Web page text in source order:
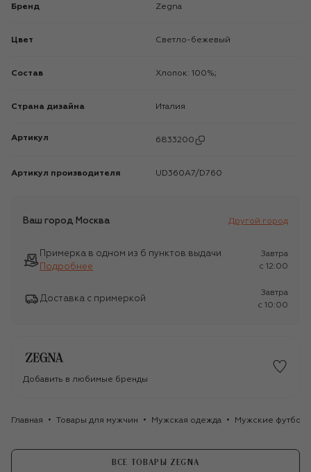
Бренд Zegna
Цвет Светло-бежевый
Состав Хлопок: 100%;
Страна дизайна Италия
Артикул 6833200
Артикул производителя UD360A7/D760
Ваш город Москва Другой город
Примерка в одном из 6 пунктов выдачи
Подробнее
Завтра
c 12:00
Доставка с примеркой
Завтра
c 10:00
Добавить в любимые бренды
Главная Товары для мужчин Мужская одежда Мужские
ВСЕ ТОВАРЫ ZEGNA